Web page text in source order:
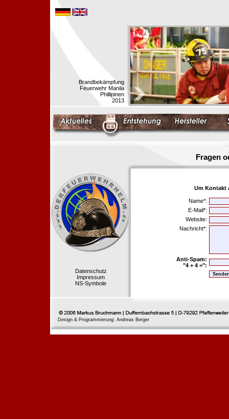
Brandbekämpfung
Feuerwehr Manila
Phillipinen
2013
Fragen
Datenschutz
Impressum
NS-Symbole
Um Kontakt
Name*:
E-Mail*:
Website:
Nachricht*:
Anti-Spam:
"4 + 4 =":
Design & Programmierung: Andreas Berger